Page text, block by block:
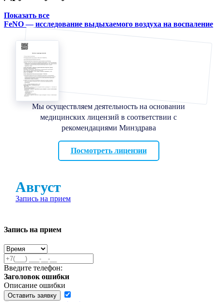
Показать все
FeNO — исследование выдыхаемого воздуха на воспаление
Мы осуществляем деятельность на основании
медицинских лицензий в соответствии с
рекомендациями Минздрава
Посмотреть лицензии
Август
Запись на прием
Запись на прием
Введите телефон:
Заголовок ошибки
Описание ошибки
Оставить заявку